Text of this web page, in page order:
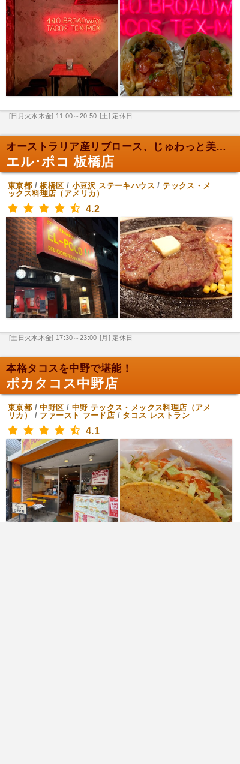
[日月火水木金] 11:00～20:50 [土] 定休日
オーストラリア産リブロース、じゅわっと美味！
エル･ポコ 板橋店
東京都 /板橋区 / 小豆沢 ステーキハウス /テックス・メ
ックス料理店（アメリカ）
4.2
[土日火水木金] 17:30～23:00 [月] 定休日
本格タコスを中野で堪能！
ポカタコス中野店
東京都 /中野区 / 中野 テックス・メックス料理店（アメ
リカ）
/ ファースト フード店 / タコス レストラン
4.1